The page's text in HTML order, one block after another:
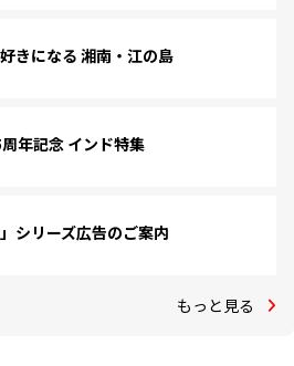
きになる 湘南・江の島
年記念 インド特集
シリーズ広告のご案内
もっと見る